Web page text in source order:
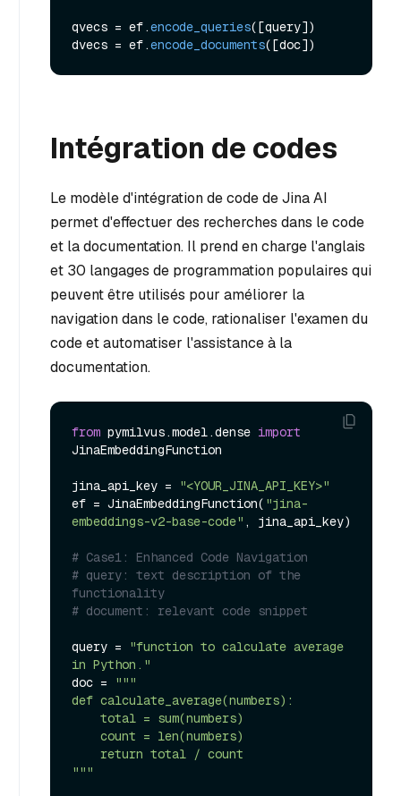
qvecs = ef.encode_queries([query])
dvecs = ef.encode_documents
Intégration de codes
Le modèle d'intégration de code de Jina AI
permet d'effectuer des recherches dans le code
et la documentation. Il prend en charge l'anglais
et 30 langages de programmation populaires qui
peuvent être utilisés pour améliorer la
navigation dans le code, rationaliser l'examen du
code et automatiser l'assistance à la
documentation.
from pymilvus.model.dense import
JinaEmbeddingFunction
jina_api_key =
"<YOUR_JINA_API_KEY>"
ef = JinaEmbeddingFunction( "jina-
embeddings-v2-base-code" , jina_api_key)
# Case1: Enhanced Code Navigation
# query: text description of the
functionality
# document: relevant code snippet
query =
"function to calculate average
in Python."
doc =
"""
def calculate_average(numbers):
"""